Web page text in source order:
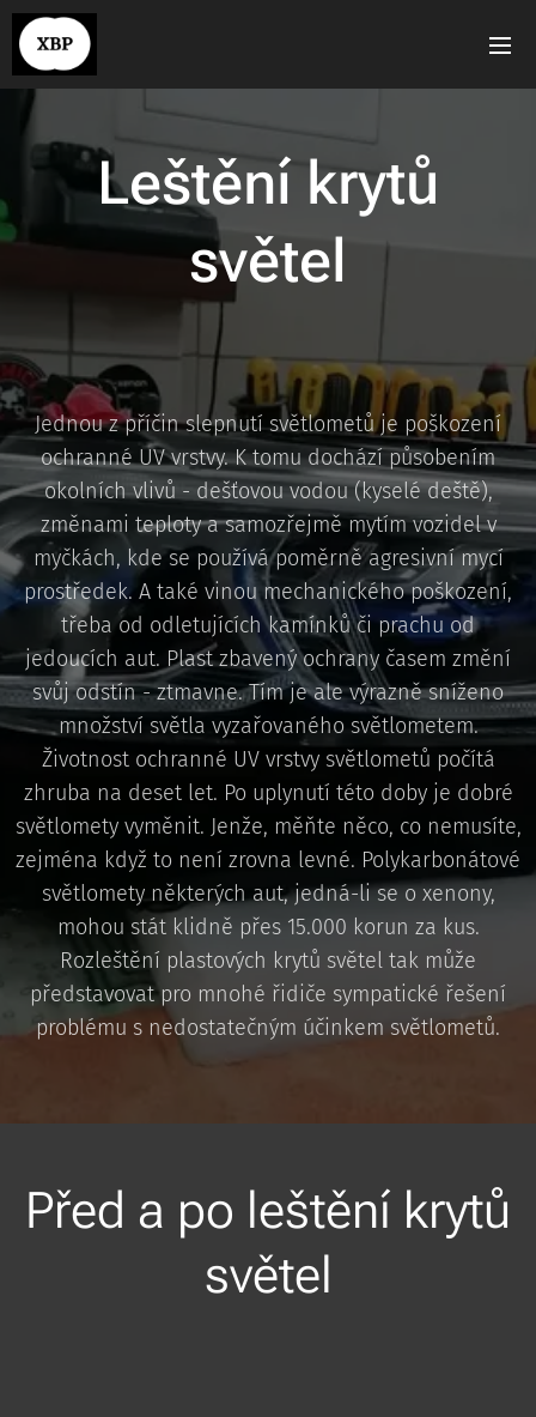
Leštění krytů
světel
Jednou z příčin slepnutí světlometů je poškození
ochranné UV vrstvy. K tomu dochází působením
okolních vlivů - dešťovou vodou (kyselé deště),
změnami teploty a samozřejmě mytím vozidel v
myčkách, kde se používá poměrně agresivní mycí
prostředek. A také vinou mechanického poškození,
třeba od odletujících kamínků či prachu od
jedoucích aut. Plast zbavený ochrany časem změní
svůj odstín - ztmavne. Tím je ale výrazně sníženo
množství světla vyzařovaného světlometem.
Životnost ochranné UV vrstvy světlometů počítá
zhruba na deset let. Po uplynutí této doby je dobré
světlomety vyměnit. Jenže, měňte něco, co nemusíte,
zejména když to není zrovna levné. Polykarbonátové
světlomety některých aut, jedná-li se o xenony,
mohou stát klidně přes 15.000 korun za kus.
Rozleštění plastových krytů světel tak může
představovat pro mnohé řidiče sympatické řešení
problému s nedostatečným účinkem světlometů.
Před a po leštění krytů
světel